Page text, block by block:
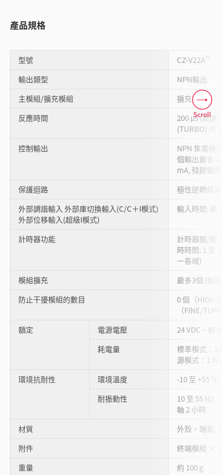
產品規格
型號 CZ-V22A*1
輸出類型
NPN輸出
主模組/擴充模組
擴充模組
反應時間
200 µs (高速
(TURBO) /8
控制輸出
NPN 集電極
個輸出最多
mA, 殘餘電
保護迴路
極性逆轉保
外部調諧輸入 外部庫切換輸入(C/C＋I模式)
外部位移輸入(超級I模式)
輸入時間: 最
計時器功能
計時器關/關
時時間: 1 至
一各域)
模組擴充
最多3個 (包
防止干擾模組的數目
0 個（HIGH
（FINE/
額定
電源電壓
24 VDC、紋
耗電量
標準模式：
源模式：1 W
環境抗耐性
環境溫度
-10 至 +55
耐振動性
10 至 55 Hz
軸 2 小時
材質
外殼，端蓋:
附件
終端模組 × 2
重量
約 100 g
Scroll